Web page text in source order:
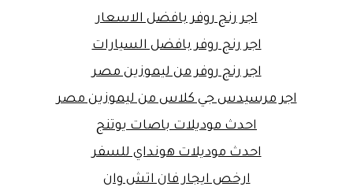
اجر رنج روفر بافضل الاسعار
اجر رنج روفر بافضل السيارات
اجر رنج روفر من ليموزين مصر
اجر مرسيدس جي كلاس من ليموزين مصر
احدث موديلات باصات يوتنج
احدث موديلات هونداي للسفر
ارخص ايجار فان اتش وان